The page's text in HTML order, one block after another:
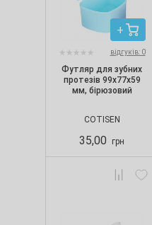
відгуків: 0
Футляр для зубних
протезів 99х77х59
мм, бірюзовий
COTISEN
35,00 грн